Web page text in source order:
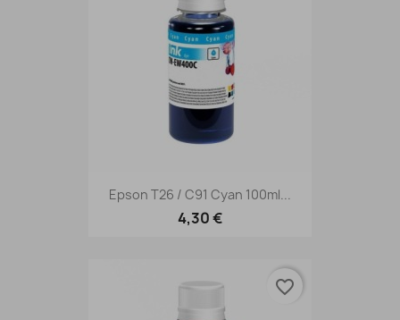
Epson T26 / C91 Cyan 100ml...
4,30 €
favorite_border